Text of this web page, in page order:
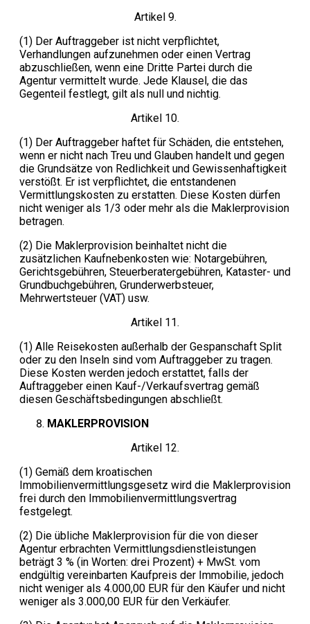
Artikel 9.
(1) Der Auftraggeber ist nicht verpflichtet,
Verhandlungen aufzunehmen oder einen Vertrag
abzuschließen, wenn eine Dritte Partei durch die
Agentur vermittelt wurde. Jede Klausel, die das
Gegenteil festlegt, gilt als null und nichtig.
Artikel 10.
(1) Der Auftraggeber haftet für Schäden, die entstehen,
wenn er nicht nach Treu und Glauben handelt und gegen
die Grundsätze von Redlichkeit und Gewissenhaftigkeit
verstößt. Er ist verpflichtet, die entstandenen
Vermittlungskosten zu erstatten. Diese Kosten dürfen
nicht weniger als 1/3 oder mehr als die Maklerprovision
betragen.
(2) Die Maklerprovision beinhaltet nicht die
zusätzlichen Kaufnebenkosten wie: Notargebühren,
Gerichtsgebühren, Steuerberatergebühren, Kataster- und
Grundbuchgebühren, Grunderwerbsteuer,
Mehrwertsteuer (VAT) usw.
Artikel 11.
(1) Alle Reisekosten außerhalb der Gespanschaft Split
oder zu den Inseln sind vom Auftraggeber zu tragen.
Diese Kosten werden jedoch erstattet, falls der
Auftraggeber einen Kauf-/Verkaufsvertrag gemäß
diesen Geschäftsbedingungen abschließt.
MAKLERPROVISION
Artikel 12.
(1) Gemäß dem kroatischen
Immobilienvermittlungsgesetz wird die Maklerprovision
frei durch den Immobilienvermittlungsvertrag
festgelegt.
(2) Die übliche Maklerprovision für die von dieser
Agentur erbrachten Vermittlungsdienstleistungen
beträgt 3 % (in Worten: drei Prozent) + MwSt. vom
endgültig vereinbarten Kaufpreis der Immobilie, jedoch
nicht weniger als 4.000,00 EUR für den Käufer und nicht
weniger als 3.000,00 EUR für den Verkäufer.